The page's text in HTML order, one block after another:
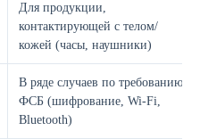
Для продукции,
контактирующей с телом/
кожей (часы, наушники)
В ряде случаев по требованию
ФСБ (шифрование, Wi-Fi,
Bluetooth)